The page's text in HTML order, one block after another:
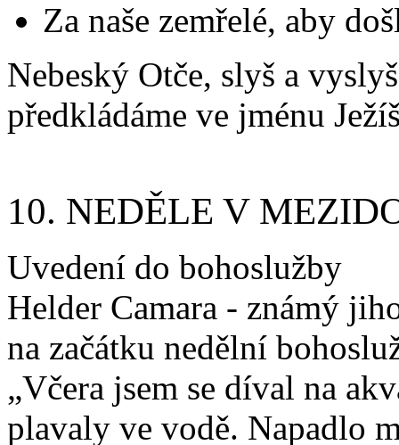
Za naše zemřelé, aby
Nebeský Otče, slyš a
předkládáme ve jménu
10. NEDĚLE V
Uvedení do bohoslužby
Helder Camara - známý
na začátku nedělní
„Včera jsem se díval na
plavaly ve vodě. Napadlo